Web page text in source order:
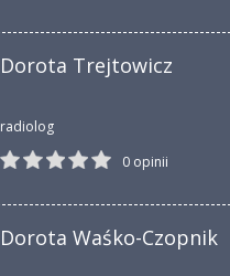
Dorota Trejtowicz
radiolog
0 opinii
Dorota Waśko-Czopnik